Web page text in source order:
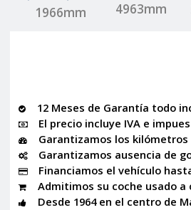
1966mm 4963mm
12 Meses de Garantía todo
El precio incluye IVA e
Garantizamos los
Garantizamos ausencia de
Financiamos el vehículo
Admitimos su coche usado a
Desde 1964 en el centro de